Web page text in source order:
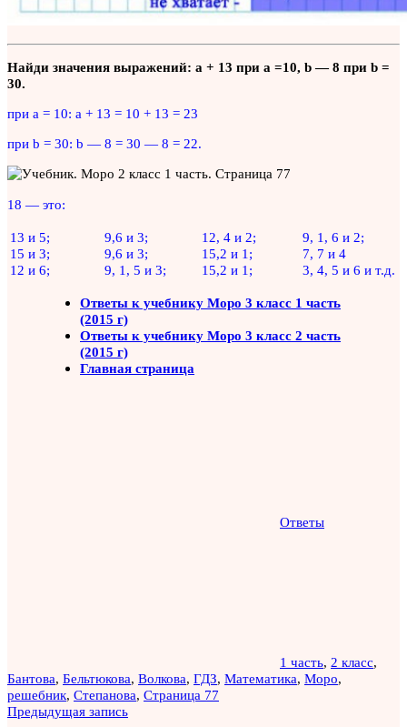
Найди значения выражений: а + 13 при а =10, b — 8 при b =
30.
при а = 10: а + 13 = 10 + 13 = 23
при b = 30: b — 8 = 30 — 8 = 22.
18 — это:
13 и 5;
15 и 3;
12 и 6;
9,6 и 3;
9,6 и 3;
9, 1, 5 и 3;
12, 4 и 2;
15,2 и 1;
15,2 и 1;
9, 1, 6 и 2;
7, 7 и 4
3, 4, 5 и 6 и т.д.
Ответы к учебнику Моро 3 класс 1 часть
(2015 г)
Ответы к учебнику Моро 3 класс 2 часть
(2015 г)
Главная страница
Ответы
1 часть, 2 класс,
Бантова, Бельтюкова, Волкова, ГДЗ, Математика, Моро,
решебник, Степанова, Страница 77
Навигация
Предыдущая запись